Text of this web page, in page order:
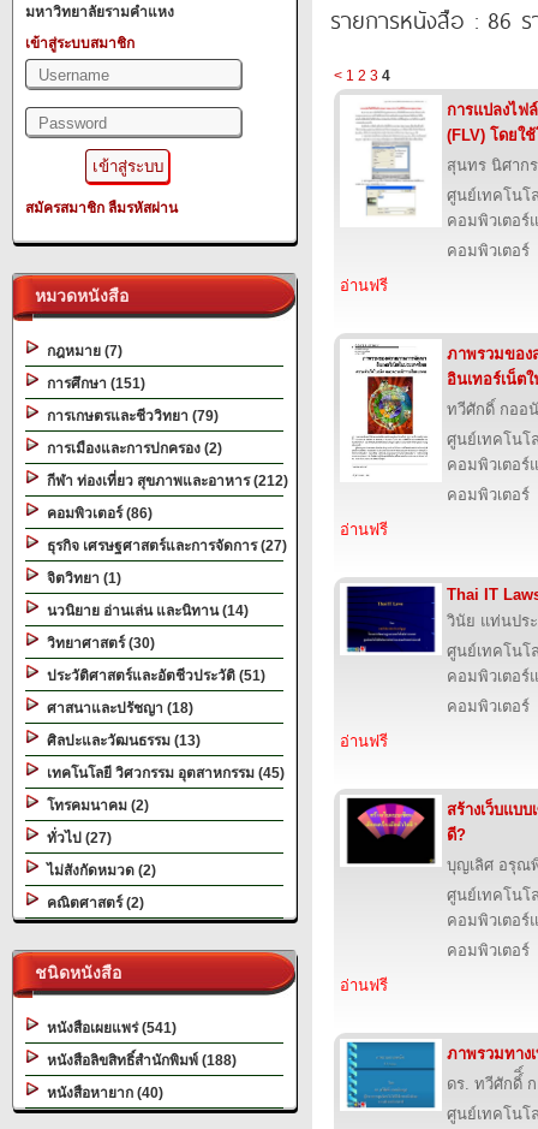
มหาวิทยาลัยรามคำแหง
เข้าสู่ระบบสมาชิก
สมัครสมาชิก ลืมรหัสผ่าน
หมวดหนังสือ
กฎหมาย (7)
การศึกษา (151)
การเกษตรและชีววิทยา (79)
การเมืองและการปกครอง (2)
กีฬา ท่องเที่ยว สุขภาพและอาหาร (212)
คอมพิวเตอร์ (86)
ธุรกิจ เศรษฐศาสตร์และการจัดการ (27)
จิตวิทยา (1)
นวนิยาย อ่านเล่น และนิทาน (14)
วิทยาศาสตร์ (30)
ประวัติศาสตร์และอัตชีวประวัติ (51)
ศาสนาและปรัชญา (18)
ศิลปะและวัฒนธรรม (13)
เทคโนโลยี วิศวกรรม อุตสาหกรรม (45)
โทรคมนาคม (2)
ทั่วไป (27)
ไม่สังกัดหมวด (2)
คณิตศาสตร์ (2)
ชนิดหนังสือ
หนังสือเผยแพร่ (541)
หนังสือลิขสิทธิ์สำนักพิมพ์ (188)
หนังสือหายาก (40)
รายการหนังสือ : 86 ร
< 1 2 3 4
การแปลงไฟ
(FLV) โดยใ
สุนทร นิศากร
ศูนย์เทคโนโ
คอมพิวเตอร์
คอมพิวเตอร์
อ่านฟรี
ภาพรวมขอ
อินเทอร์เน็ต
ทวีศักดิ์ กออ
ศูนย์เทคโนโ
คอมพิวเตอร์
คอมพิวเตอร์
อ่านฟรี
Thai IT
วินัย แท่นประ
ศูนย์เทคโนโ
คอมพิวเตอร์
คอมพิวเตอร์
อ่านฟรี
สร้างเว็บแบ
ดี?
บุญเลิศ อรุณ
ศูนย์เทคโนโ
คอมพิวเตอร์
คอมพิวเตอร์
อ่านฟรี
ภาพรวมทาง
ดร. ทวีศักดิ์ิ์
ศูนย์เทคโนโ